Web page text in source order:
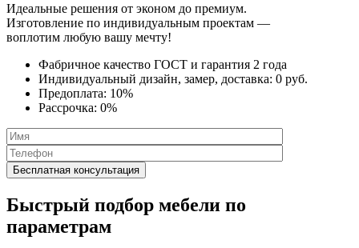
Идеальные решения от эконом до премиум.
Изготовление по индивидуальным проектам —
воплотим любую вашу мечту!
Фабричное качество ГОСТ и гарантия 2 года
Индивидуальный дизайн, замер, доставка: 0 руб.
Предоплата: 10%
Рассрочка: 0%
Быстрый подбор мебели по
параметрам